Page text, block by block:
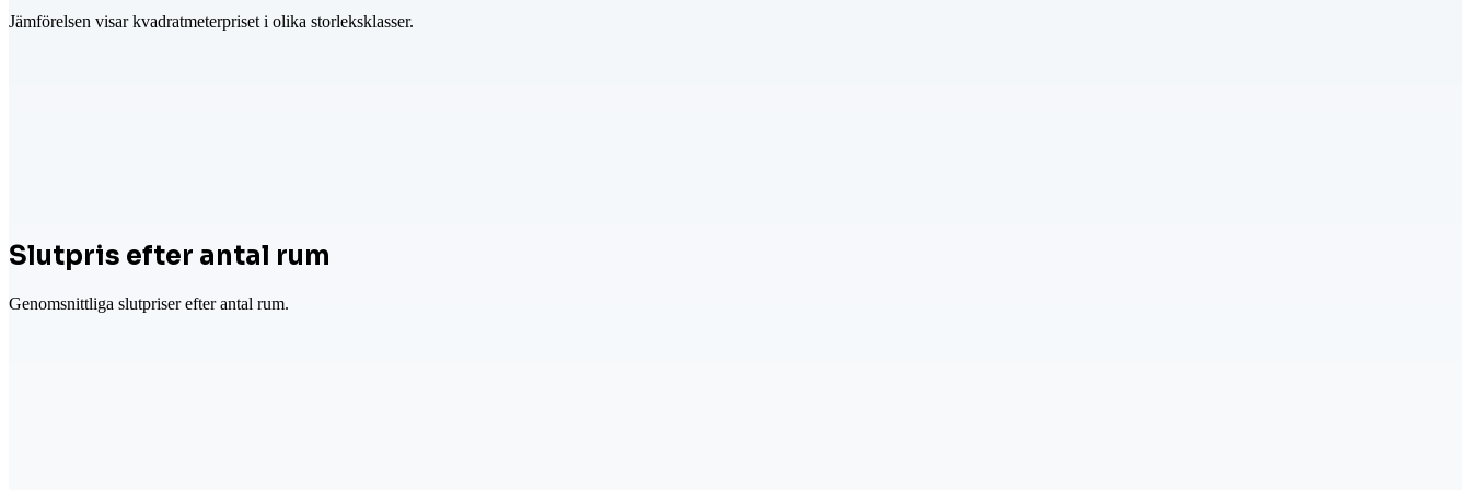
Jämförelsen visar kvadratmeterpriset i olika storleksklasser.
Slutpris efter antal rum
Genomsnittliga slutpriser efter antal rum.